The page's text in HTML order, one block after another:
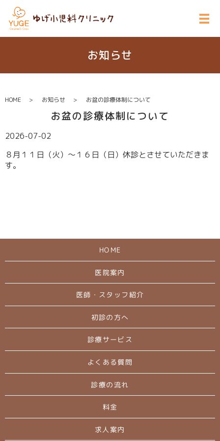
お知らせ
HOME お知らせ お盆の診療体制について
お盆の診療体制について
2026-07-02
８月１１日（火）～１６日（日）休診とさせていただきま
す。
HOME
医院案内
医師・スタッフ紹介
初診の方へ
診療サービス
よくある質問
診療の流れ
料金
求人案内